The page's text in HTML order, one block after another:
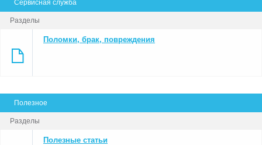
Сервисная служба
Разделы
Поломки, брак, повреждения
Полезное
Разделы
Полезные статьи